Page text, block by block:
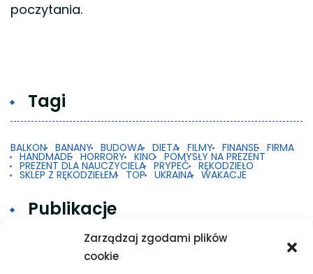
Zarządzaj zgodami plików
cookie
poczytania.
Tagi
BALKON BANANY BUDOWA DIETA FILMY FINANSE FIRMA
HANDMADE HORRORY KINO POMYSŁY NA PREZENT
PREZENT DLA NAUCZYCIELA PRYPEĆ RĘKODZIEŁO
SKLEP Z RĘKODZIEŁEM TOP UKRAINA WAKACJE
Publikacje
Gdy 2FA w Google na Androidzie nie działa